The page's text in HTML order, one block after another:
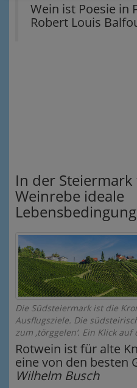
Wein ist Poesie in
Robert Louis
In der
Weinrebe ideale
Die Südsteiermark ist die
Ausflugsziele. Die
zum ‚törggelen‘. Ein Klick
Rotwein ist für alte
eine von den besten
Wilhelm Busch